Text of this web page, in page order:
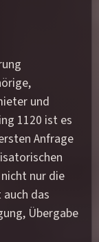
und
1120 ist es
Anfrage
nur die
das
Übergabe